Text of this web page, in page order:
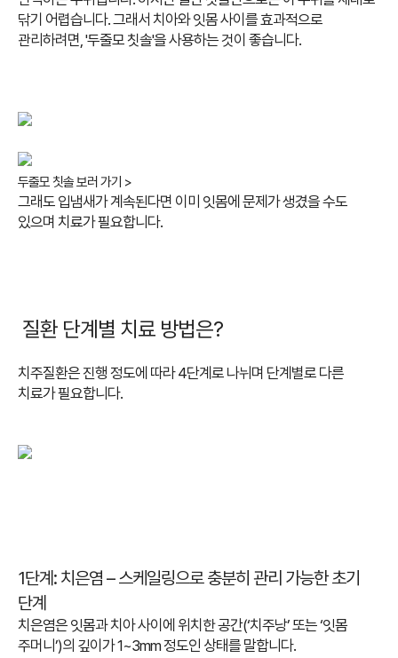
닦기 어렵습니다.그래서 치아와 잇몸 사이를 효과적으로
관리하려면, '두줄모 칫솔'을 사용하는 것이 좋습니다.
두줄모 칫솔 보러 가기 >
그래도 입냄새가 계속된다면 이미 잇몸에 문제가 생겼을 수도
있으며 치료가 필요합니다.
질환 단계별 치료 방법은?
치주질환은 진행 정도에 따라 4단계로 나뉘며 단계별로 다른
치료가 필요합니다.
1단계: 치은염 – 스케일링으로 충분히 관리 가능한 초기
단계
치은염은 잇몸과 치아 사이에 위치한 공간(‘치주낭’ 또는 ‘잇몸
주머니’)의 깊이가 1~3mm 정도인 상태를 말합니다.